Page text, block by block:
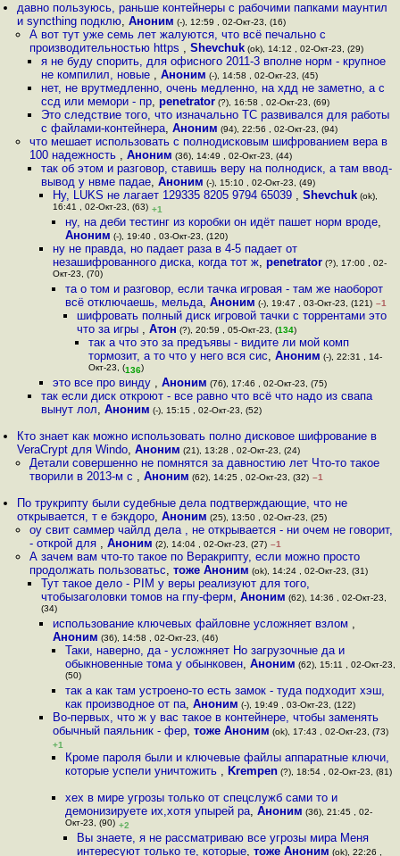
давно пользуюсь, раньше контейнеры с рабочими папками маунтил
и syncthing подклю,Аноним (-), 12:59 , 02-Окт-23, (16)
А вот тут уже семь лет жалуются, что всё печально с
производительностью https , Shevchuk(ok), 14:12 , 02-Окт-23, (29)
я не буду спорить, для офисного 2011-3 вполне норм - крупное
не компилил, новые , Аноним (-), 14:58 , 02-Окт-23, (45)
нет, не врутмедленно, очень медленно, на хдд не заметно, а с
ссд или мемори - пр, penetrator(?), 16:58 , 02-Окт-23, (69)
Это следствие того, что изначально TC развивался для работы
с файлами-контейнера, Аноним (94), 22:56 , 02-Окт-23, (94)
что мешает использовать с полнодисковым шифрованием вера в
100 надежность , Аноним (36), 14:49 , 02-Окт-23, (44)
так об этом и разговор, ставишь веру на полнодиск, а там ввод-
вывод у нвме падае, Аноним (-), 15:10 , 02-Окт-23, (49)
Ну, LUKS не лагает 129335 8205 9794 65039 ,Shevchuk (ok),
16:41 , 02-Окт-23, (63) +1
ну, на деби тестинг из коробки он идёт пашет норм вроде,
Аноним (-), 19:40 , 03-Окт-23, (120)
ну не правда, но падает раза в 4-5 падает от
незашифрованного диска, когда тот ж,penetrator (?), 17:00 , 02-
Окт-23, (70)
та о том и разговор, если тачка игровая - там же наоборот
всё отключаешь, мельда, Аноним (-), 19:47 , 03-Окт-23, (121) –1
шифровать полный диск игровой тачки с торрентами это
что за игры , Атон (?), 20:59 , 05-Окт-23, (134)
так а что это за предъявы - видите ли мой комп
тормозит, а то что у него вся сис,Аноним (-), 22:31 , 14-
Окт-23, (136)
это все про винду ,Аноним (76), 17:46 , 02-Окт-23, (75)
так если диск откроют - все равно что всё что надо из свапа
вынут лол, Аноним (-), 15:15 , 02-Окт-23, (52)
Кто знает как можно использовать полно дисковое шифрование в
VeraCrypt для Windo,Аноним (21), 13:28 , 02-Окт-23, (24)
Детали совершенно не помнятся за давностию лет Что-то такое
творили в 2013-м с , Аноним (62), 14:25 , 02-Окт-23, (32) –1
По трукрипту были судебные дела подтверждающие, что не
открывается, т е бэкдоро,Аноним (25), 13:50 , 02-Окт-23, (25)
оу свит саммер чайлд дела , не открывается - ни очем не говорит,
- открой для , Аноним (2), 14:04 , 02-Окт-23, (27) –1
А зачем вам что-то такое по Веракрипту, если можно просто
продолжать пользоватьс, тоже Аноним (ok), 14:24 , 02-Окт-23, (31)
Тут такое дело - PIM у веры реализуют для того,
чтобызаголовки томов на гпу-ферм, Аноним (62), 14:36 , 02-Окт-23,
(34)
использование ключевых файловне усложняет взлом ,
Аноним (36), 14:58 , 02-Окт-23, (46)
Таки, наверно, да - усложняет Но загрузочные да и
обыкновенные тома у обынковен, Аноним (62), 15:11 , 02-Окт-23,
(50)
так а как там устроено-то есть замок - туда подходит хэш,
как производное от па, Аноним (-), 19:49 , 03-Окт-23, (122)
Во-первых, что ж у вас такое в контейнере, чтобы заменять
обычный паяльник - фер,тоже Аноним (ok), 17:43 , 02-Окт-23, (73)
+1
Кроме пароля были и ключевые файлы аппаратные ключи,
которые успели уничтожить , Krempen(?), 18:54 , 02-Окт-23, (81)
хех в мире угрозы только от спецслужб сами то и
демонизируете их,хотя упырей ра, Аноним (36), 21:45 , 02-
Окт-23, (90) +2
Вы знаете, я не рассматриваю все угрозы мира Меня
интересуют только те, которые, тоже Аноним (ok), 22:26 ,